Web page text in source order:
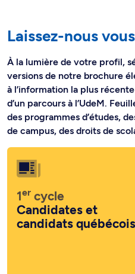
Laissez-nous
À la lumière de votre profil,
versions de notre brochure
à l’information la plus
d’un parcours à l’UdeM.
des programmes d’études,
de campus, des droits de
1er cycle
Candidates et
candidats québécois